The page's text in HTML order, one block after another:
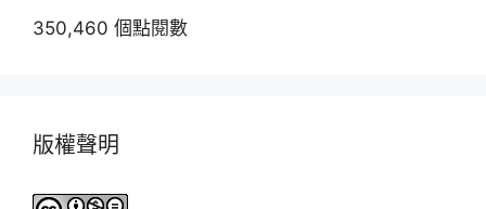
350,460 個點閱數
版權聲明